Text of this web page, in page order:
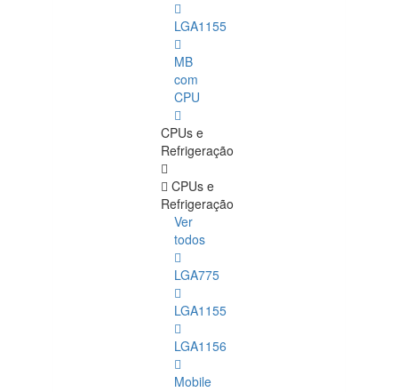
LGA1155
MB
com
CPU
CPUs e
Refrigeração
CPUs e
Refrigeração
Ver
todos
LGA775
LGA1155
LGA1156
Mobile